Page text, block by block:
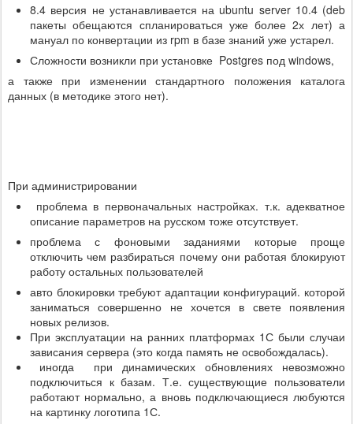
8.4 версия не устанавливается на ubuntu server 10.4 (deb
пакеты обещаются спланироваться уже более 2х лет) а
мануал по конвертации из rpm в базе знаний уже устарел.
Сложности возникли при установке Postgres под windows,
а также при изменении стандартного положения каталога
данных (в методике этого нет).
При администрировании
проблема в первоначальных настройках. т.к. адекватное
описание параметров на русском тоже отсутствует.
проблема с фоновыми заданиями которые проще
отключить чем разбираться почему они работая блокируют
работу остальных пользователей
авто блокировки требуют адаптации конфигураций. которой
заниматься совершенно не хочется в свете появления
новых релизов.
При эксплуатации на ранних платформах 1С были случаи
зависания сервера (это когда память не освобождалась).
иногда при динамических обновлениях невозможно
подключиться к базам. Т.е. существующие пользователи
работают нормально, а вновь подключающиеся любуются
на картинку логотипа 1С.